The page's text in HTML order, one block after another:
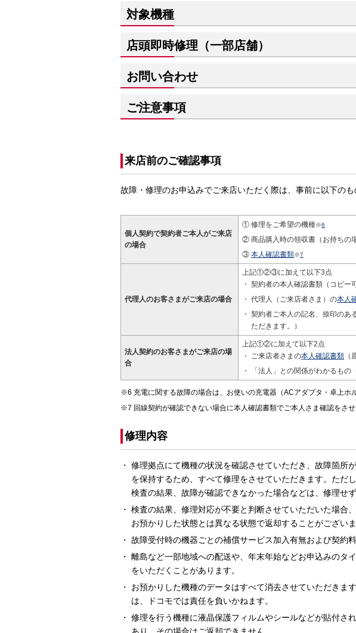
対象機種
店頭即時修理（一部店舗）
お問い合わせ
ご注意事項
来店前のご確認事項
故障・修理のお申込みでご来店いただく際は、事前に以下のも
個人契約で契約者ご本人がご来店
の場合
修理をご希望の機種※6
商品購入時の領収書（お持ちの
本人確認書類※7
代理人のお客さまがご来店の場合
上記①②③に加えて以下3点
契約者の本人確認書類（コピー可
代理人（ご来店者さま）の本人
契約者ご本人の記名、捺印のあ
ただきます。）
法人契約のお客さまがご来店の場
合
上記①②に加えて以下2点
ご来店者さまの本人確認書類 （
「法人」との関係がわかるもの
充電に関する故障の場合は、お使いの充電器（ACアダプタ・卓上ホ
回線契約が確認できない場合に本人確認書類でご本人さま確認をさせ
修理内容
修理拠点にて機種の状況を確認させていただき、故障箇所
を保持するため、すべて修理をさせていただきます。ただ
検査の結果、故障が確認できなかった場合などは、修理せ
検査の結果、修理対応が不要と判断させていただいた場合
お預かりした状態とは異なる状態で返却することがございま
故障受付時の機器ごとの補償サービス加入有無および契約
離島など一部地域への配送や、年末年始などお申込みのタ
をいただくことがあります。
お預かりした機種のデータはすべて消去させていただきま
は、ドコモでは責任を負いかねます。
修理を行う機種に液晶保護フィルムやシールなどが貼付さ